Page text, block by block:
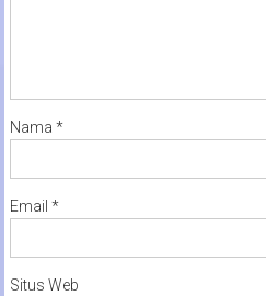
Nama *
Email *
Situs Web